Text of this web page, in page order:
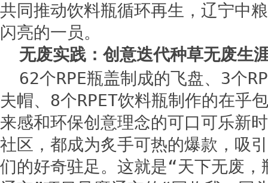
共同推动饮料瓶循环再生，辽宁中
闪亮的一员。
无废实践：创意迭代种草无废生
62个RPE瓶盖制成的飞盘、3个
夫帽、8个RPET饮料瓶制作的在乎
来感和环保创意理念的可口可乐新
社区，都成为炙手可热的爆款，吸
们的好奇驻足。这就是“天下无废